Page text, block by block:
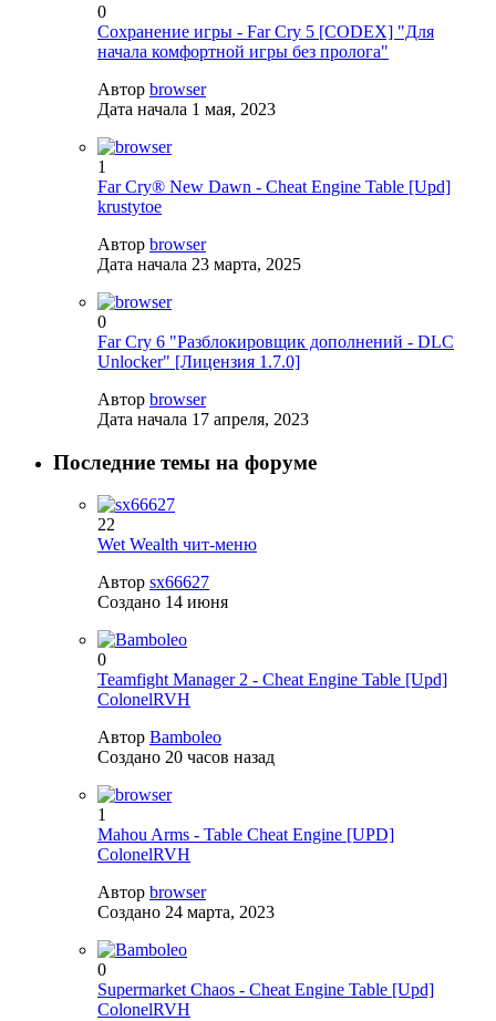
0
Сохранение игры - Far Cry 5 [CODEX] "Для
начала комфортной игры без пролога"
Автор browser
Дата начала 1 мая, 2023
1
Far Cry® New Dawn - Cheat Engine Table [Upd]
krustytoe
Автор browser
Дата начала 23 марта, 2025
0
Far Cry 6 "Разблокировщик дополнений - DLC
Unlocker" [Лицензия 1.7.0]
Автор browser
Дата начала 17 апреля, 2023
Последние темы на форуме
22
Wet Wealth чит-меню
Автор sx66627
Создано 14 июня
0
Teamfight Manager 2 - Cheat Engine Table [Upd]
ColonelRVH
Автор Bamboleo
Создано 20 часов назад
1
Mahou Arms - Table Cheat Engine [UPD]
ColonelRVH
Автор browser
Создано 24 марта, 2023
0
Supermarket Chaos - Cheat Engine Table [Upd]
ColonelRVH